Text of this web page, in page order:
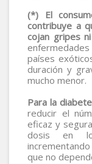
(*) El
contribuye a
cojan gripes
países
duración y
mucho menor.
Para la
reducir el
eficaz y
dosis en
que no